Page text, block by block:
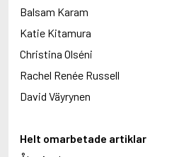
Balsam Karam
Katie Kitamura
Christina Olséni
Rachel Renée Russell
David Väyrynen
Helt omarbetade artiklar